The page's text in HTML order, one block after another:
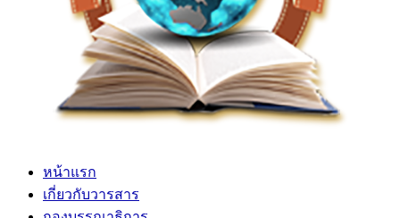
หน้าแรก
เกี่ยวกับวารสาร